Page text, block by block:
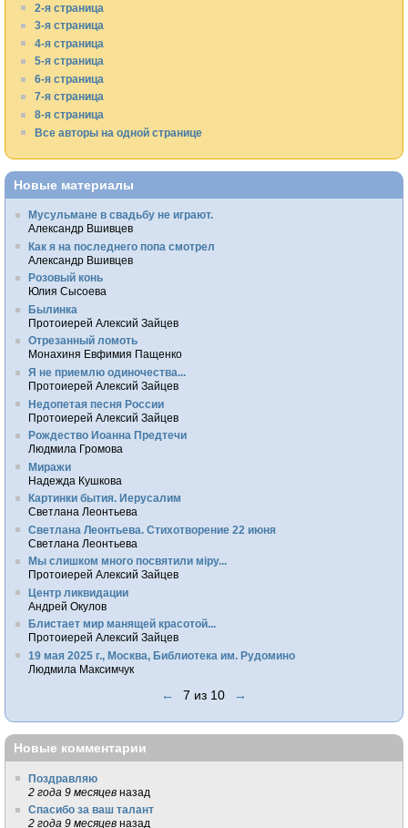
2-я страница
3-я страница
4-я страница
5-я страница
6-я страница
7-я страница
8-я страница
Все авторы на одной странице
Новые материалы
Мусульмане в свадьбу не играют.
Александр Вшивцев
Как я на последнего попа смотрел
Александр Вшивцев
Розовый конь
Юлия Сысоева
Былинка
Протоиерей Алексий Зайцев
Отрезанный ломоть
Монахиня Евфимия Пащенко
Я не приемлю одиночества...
Протоиерей Алексий Зайцев
Недопетая песня России
Протоиерей Алексий Зайцев
Рождество Иоанна Предтечи
Людмила Громова
Миражи
Надежда Кушкова
Картинки бытия. Иерусалим
Светлана Леонтьева
Светлана Леонтьева. Стихотворение 22 июня
Светлана Леонтьева
Мы слишком много посвятили мiру...
Протоиерей Алексий Зайцев
Центр ликвидации
Андрей Окулов
Блистает мир манящей красотой...
Протоиерей Алексий Зайцев
19 мая 2025 г., Москва, Библиотека им. Рудомино
Людмила Максимчук
← 7 из 10 →
Новые комментарии
Поздравляю
2 года 9 месяцев назад
Спасибо за ваш талант
2 года 9 месяцев назад